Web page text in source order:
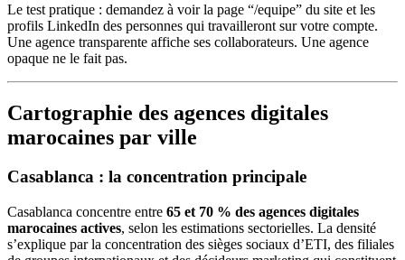
Le test pratique : demandez à voir la page “/equipe” du site et les
profils LinkedIn des personnes qui travailleront sur votre compte.
Une agence transparente affiche ses collaborateurs. Une agence
opaque ne le fait pas.
Cartographie des agences digitales
marocaines par ville
Casablanca : la concentration principale
Casablanca concentre entre 65 et 70 % des agences digitales
marocaines actives, selon les estimations sectorielles. La densité
s’explique par la concentration des sièges sociaux d’ETI, des filiales